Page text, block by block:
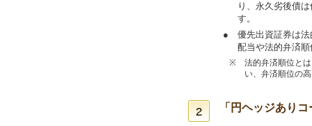
り、永久劣後債
す。
●
優先出資証券は
配当や法的弁済
※
法的弁済順位と
い、弁済順位の
「円ヘッジあり